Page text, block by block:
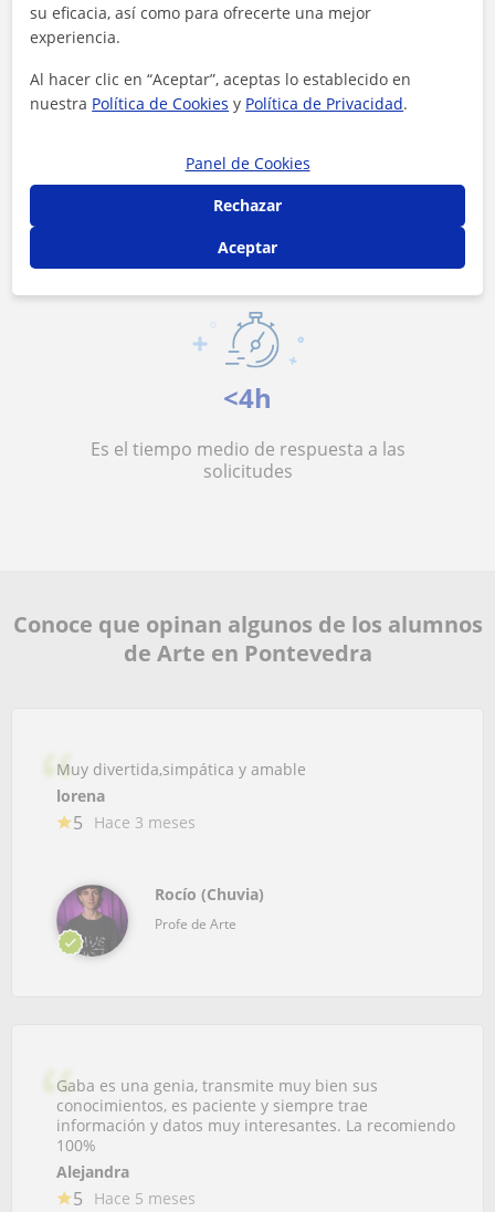
14 €/h
Es el precio medio de las clases de Arte
<4h
Es el tiempo medio de respuesta a las
solicitudes
Conoce que opinan algunos de los alumnos
de Arte en Pontevedra
Muy divertida,simpática y amable
lorena
5 Hace 3 meses
Rocío (Chuvia)
Profe de Arte
Gaba es una genia, transmite muy bien sus
conocimientos, es paciente y siempre trae
información y datos muy interesantes. La recomiendo
100%
Alejandra
5 Hace 5 meses
su eficacia, así como para ofrecerte una mejor
experiencia.
Al hacer clic en “Aceptar”, aceptas lo establecido en
nuestra Política de Cookies y Política de Privacidad.
Panel de Cookies
Rechazar
Aceptar